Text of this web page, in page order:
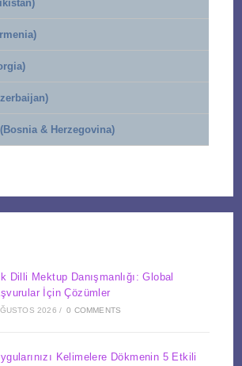
& Herzegovina)
Dilli Mektup Danışmanlığı: Global
İçin Çözümler
2026 / 0 COMMENTS
Kelimelere Dökmenin 5 Etkili